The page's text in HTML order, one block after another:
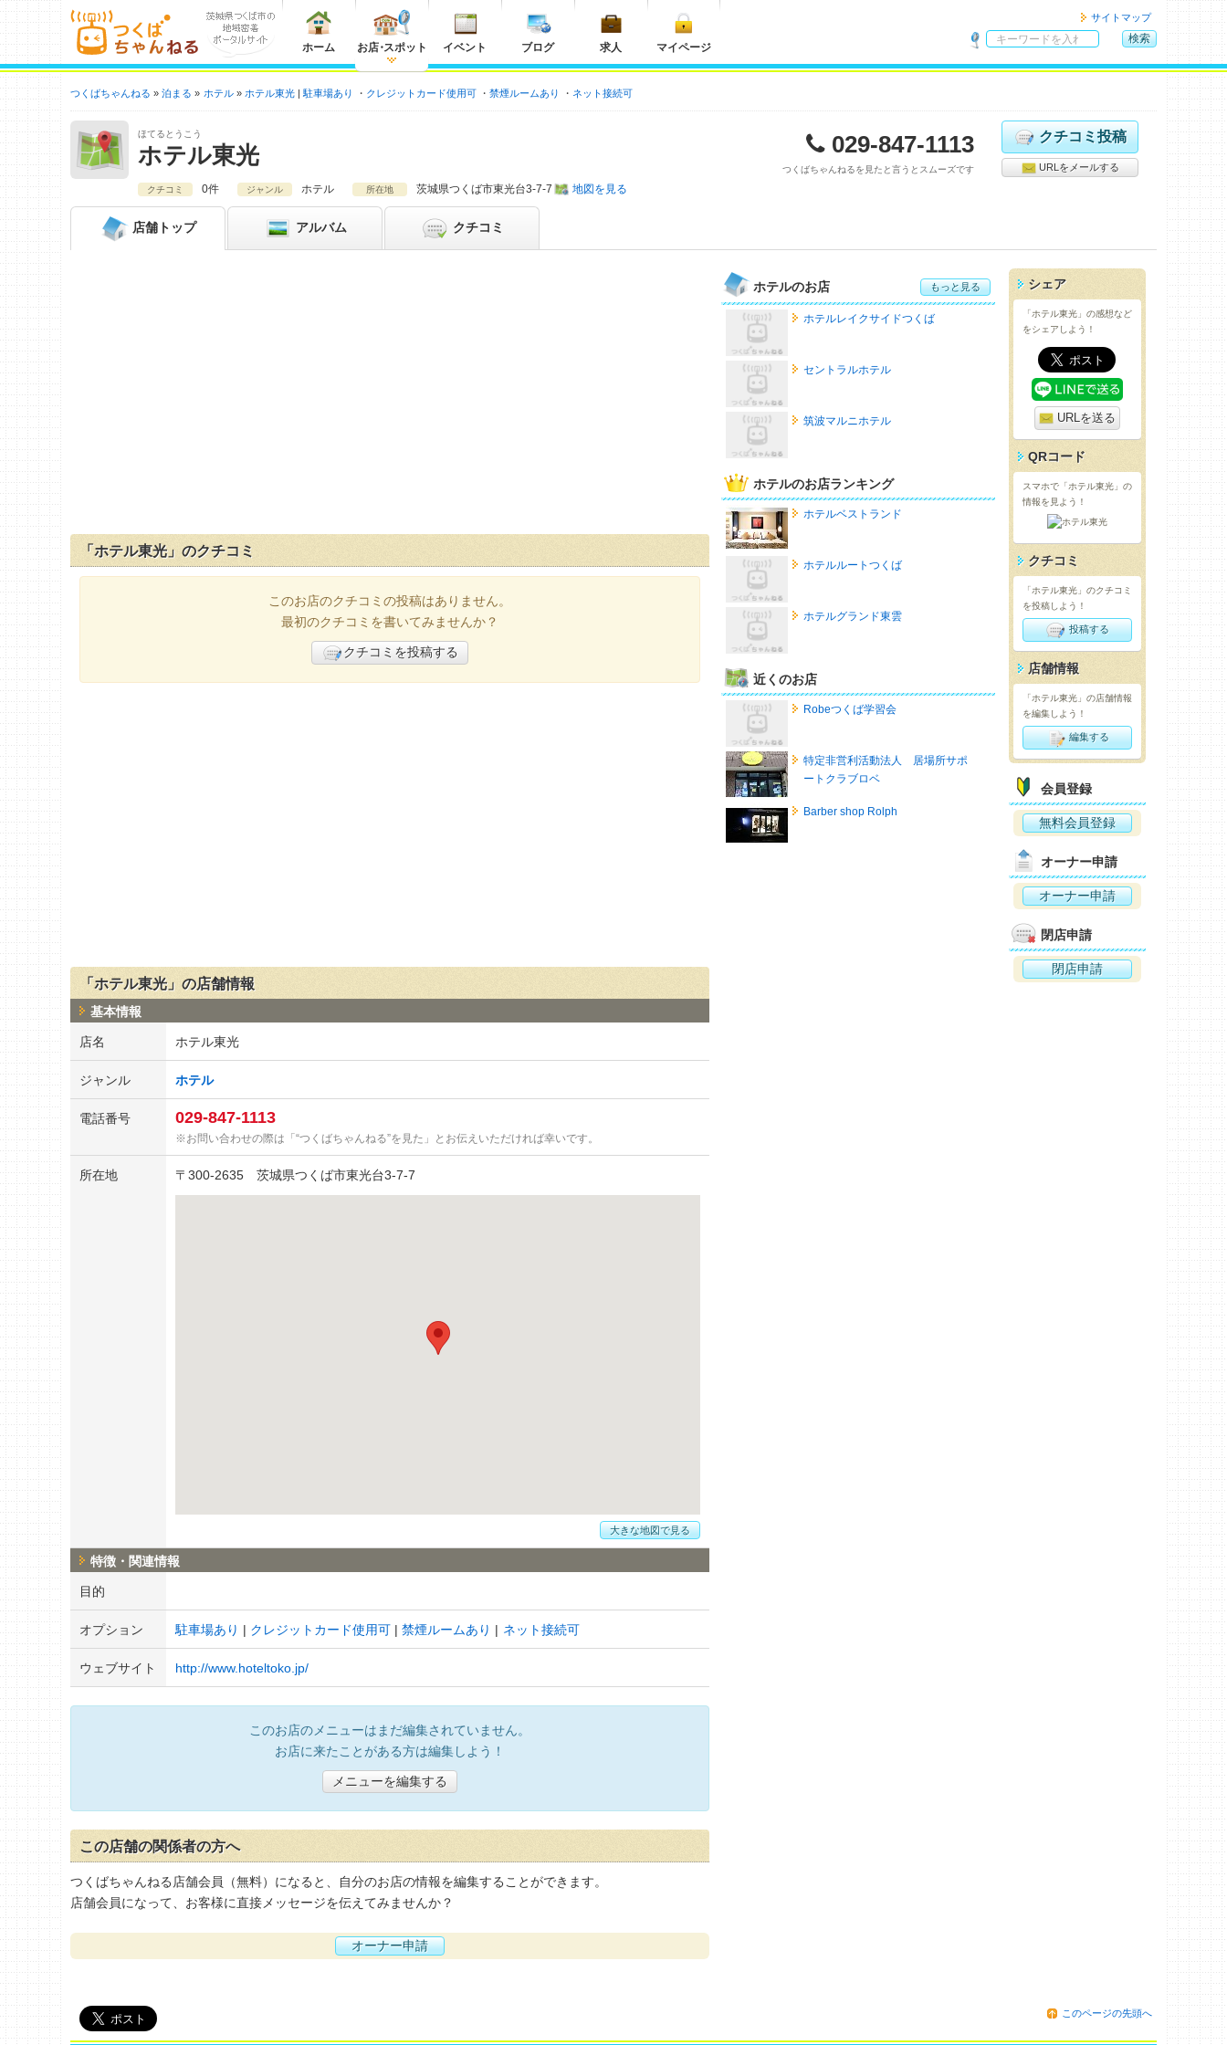
ホーム お店・スポット イベント ブログ 求人 マイページ
サイトマップ
内
索
検索
つくばちゃんねる 泊まる ホテル ホテル東光 駐車場あり クレジットカード使用可 禁煙ルームあり ネット接続可
ほてるとうこう
ホテル東光 029-847-1113
つくばちゃんねるを見たと言うとスムーズです
クチコミ投稿
URLをメールする
クチコミ 0件 ジャンル ホテル 所在地 茨城県つくば市東光台3-7-7 地図を見る
店舗 トップ アルバム クチコミ
「ホテル東光」のクチコミ
このお店のクチコミの投稿はありません。
最初のクチコミを書いてみませんか？
クチコミを投稿する
「ホテル東光」の店舗情報
基本情報
店名 ホテル東光
ジャンル ホテル
電話番号 029-847-1113
お問い合わせの際は「“つくばちゃんねる”を見た」とお伝えいただければ幸いです。
所在地 〒 300-2635 茨城県つくば市東光台3-7-7
大きな地図で見る
特徴・関連情報
目的
オプション 駐車場あり クレジットカード使用可 禁煙ルームあり ネット接続可
ウェブサイト http://www.hoteltoko.jp/
このお店のメニューはまだ編集されていません。
お店に来たことがある方は編集しよう！
メニューを編集する
この店舗の関係者の方へ
つくばちゃんねる店舗会員（無料）になると、自分のお店の情報を編集することができます。
店舗会員になって、お客様に直接メッセージを伝えてみませんか？
オーナー申請
ホテルのお店 もっと見る
ホテルレイクサイドつくば
セントラルホテル
筑波マルニホテル
ホテルのお店ランキング
ホテルベストランド
ホテルルートつくば
ホテルグランド東雲
近くのお店
Robeつくば学習会
特定非営利活動法人 居場所サポ
ートクラブロベ
Barber shop Rolph
シェア
「ホテル東光」の感想など
をシェアしよう！
URLを送る
QRコード
スマホで「ホテル東光」の
情報を見よう！
クチコミ
「ホテル東光」のクチコミ
を投稿しよう！
投稿する
店舗情報
「ホテル東光」の店舗情報
を編集しよう！
編集する
会員登録
無料会員登録
オーナー申請
オーナー申請
閉店申請
閉店申請
このページの先頭へ